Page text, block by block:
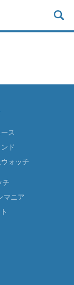
ス
ド
ォッチ
チ
マニア